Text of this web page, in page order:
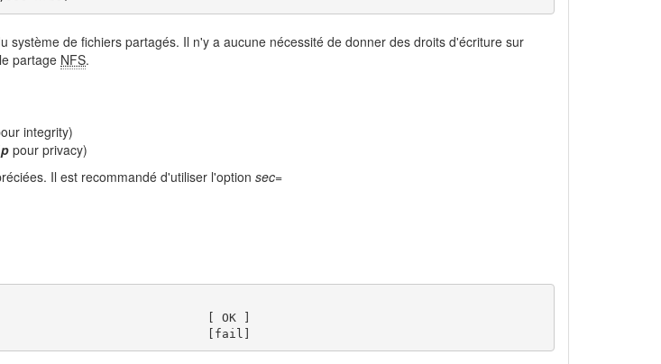
système de fichiers partagés. Il n'y a aucune nécessité de donner des droits d'écriture sur
partage NFS.
integrity)
p pour privacy)
Il est recommandé d'utiliser l'option sec=
[ OK ]
[fail]